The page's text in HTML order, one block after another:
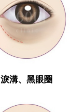
淚溝、黑眼圈